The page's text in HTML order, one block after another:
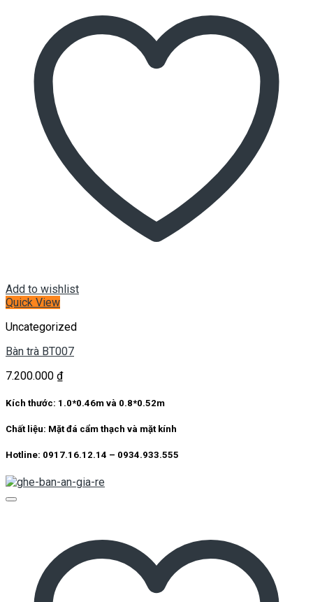
Add to wishlist
Quick View
Uncategorized
Bàn trà BT007
7.200.000 ₫
Kích thước: 1.0*0.46m và 0.8*0.52m
Chất liệu: Mặt đá cẩm thạch và mặt kính
Hotline: 0917.16.12.14 – 0934.933.555